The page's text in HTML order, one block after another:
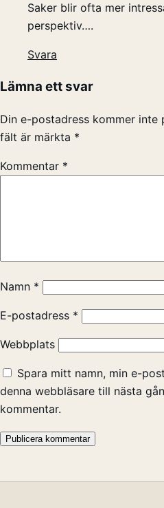
Saker blir ofta mer
perspektiv….
Svara
Lämna ett svar
Din e-postadress kommer inte
fält är märkta *
Kommentar *
Namn *
E-postadress *
Webbplats
Spara mitt namn, min e-
denna webbläsare till nästa
kommentar.